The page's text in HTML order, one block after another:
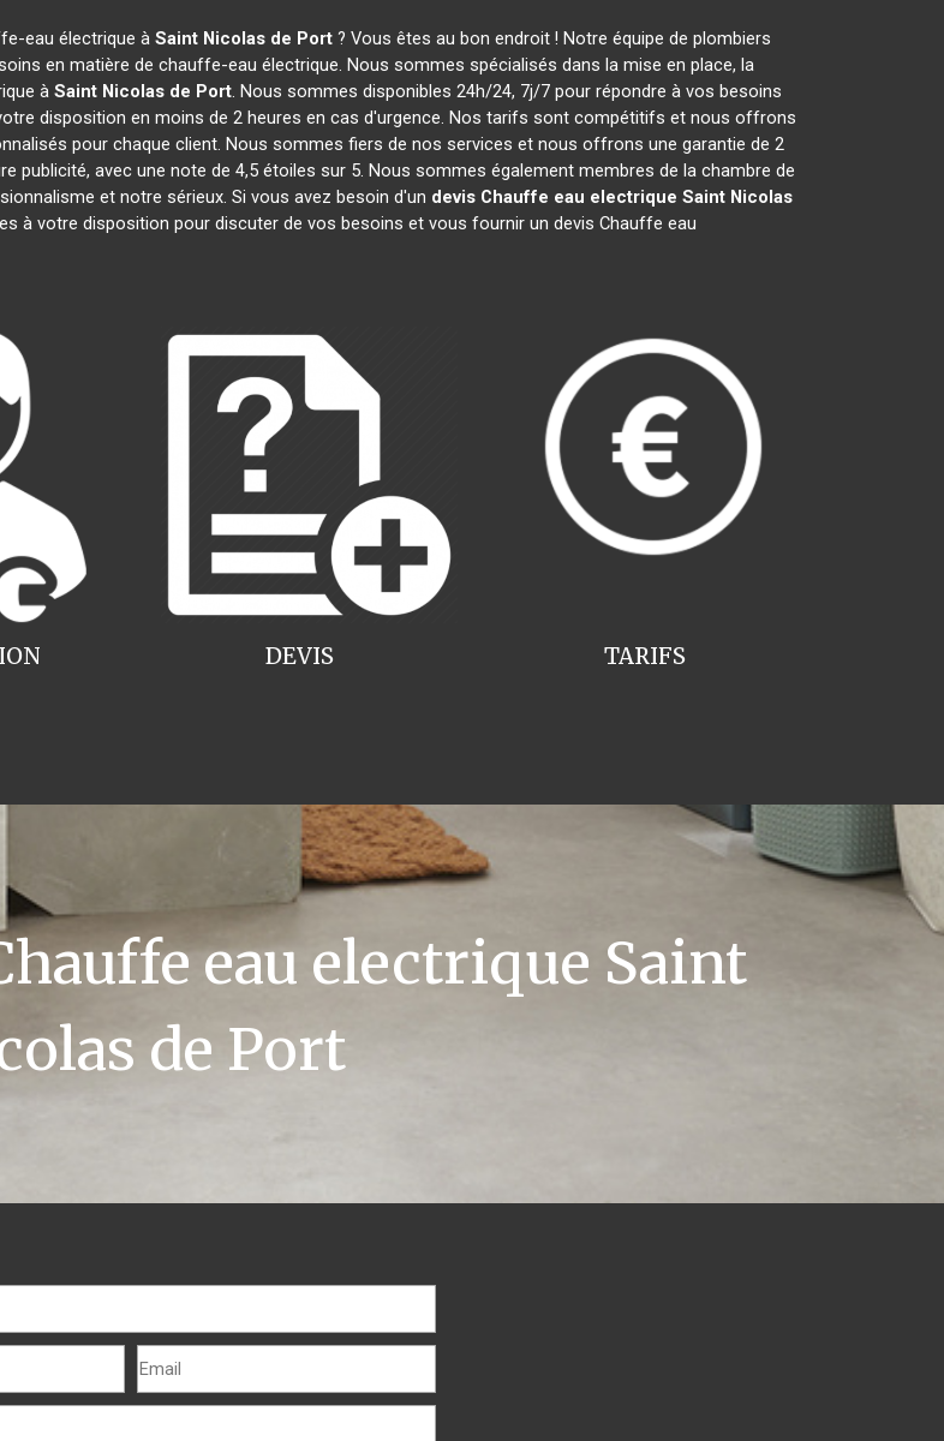
eau électrique à Saint Nicolas de Port? Vous êtes au bon endroit ! Notre équipe de plombiers
en matière de chauffe-eau électrique. Nous sommes spécialisés dans la mise en place, la
à Saint Nicolas de Port. Nous sommes disponibles 24h/24, 7j/7 pour répondre à vos besoins
disposition en moins de 2 heures en cas d'urgence. Nos tarifs sont compétitifs et nous offrons
pour chaque client. Nous sommes fiers de nos services et nous offrons une garantie de 2
avec une note de 4,5 étoiles sur 5. Nous sommes également membres de la chambre de
et notre sérieux. Si vous avez besoin d'un devis Chauffe eau electrique Saint Nicolas
à votre disposition pour discuter de vos besoins et vous fournir un devis Chauffe eau
TARIFS
DEVIS
eau electrique Saint
de Port